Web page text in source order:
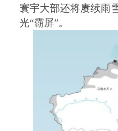
寰宇大部还将赓续雨
光“霸屏”。